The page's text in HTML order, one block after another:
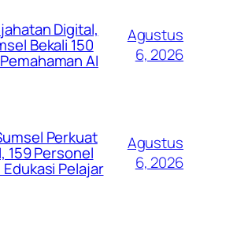
Digital,
Bekali 150
AI
Agustus
6, 2026
Perkuat
159 Personel
Pelajar
Agustus
6, 2026